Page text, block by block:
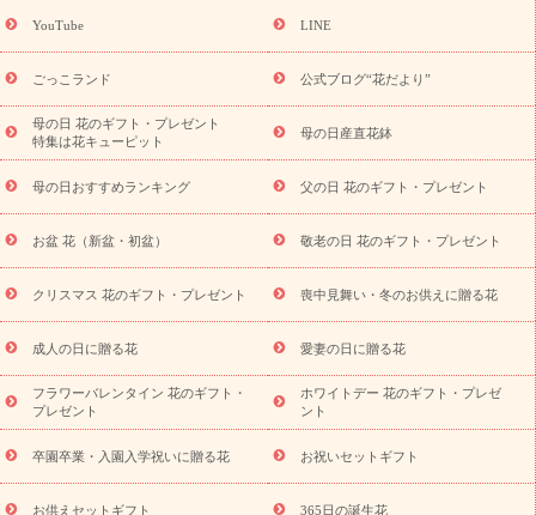
(トルコキキョウ)
9月の誕生花(リンドウ)
ら探す
お祝いの花特集 当日配達特急便 お祝い商品一覧
念日
結婚祝い 出産祝い 退院祝い・快気祝い
寿祝い
プチギフト ペットのお祝いフラワー
供え・お悔やみ商品一覧
お供え・お悔やみの花
四十九日法要以
お供え プリザーブドフラワー
ペットのお供えフラワー
お盆（新
盆・初盆）
その他 お祝い返し お見舞い
お取り寄せギフト
ビジネス用
ご自宅用 観葉植物 ミディ胡蝶蘭
プリザーブ
ドフラワー
スタイルから探す アレンジメント 花束
スタ
ンド花
お祝い お供え・お悔やみ 胡蝶蘭 胡蝶蘭・花鉢
ディ胡蝶蘭・お祝い
ミディ胡蝶蘭・お供え
世界初の青色胡蝶蘭
観葉植物
観葉植物 産直多肉植物
プリザーブドフラワー
お祝い
お供え・お悔やみ 花とセットギフト
セミオーダー
プチギフト（hanamore -ハナモア-）
花とみどりのeギフト
キューピットのeGfit
カラー ピンク イエローオレンジ
レッ
ド
お花の種類 トルコキキョウ
YouTube LINE
ごっこランド 公式ブログ“花だより”
母の日 花のギフト・プレゼント
特集は花キューピット
母の日産直花鉢
母の日おすすめランキング 父の日 花のギフト・プレゼント
お盆 花（新盆・初盆） 敬老の日 花のギフト・プレゼント
クリスマス 花のギフト・プレゼント 喪中見舞い・冬のお供えに贈る花
成人の日に贈る花 愛妻の日に贈る花
フラワーバレンタイン 花のギフト・
プレゼント
ホワイトデー 花のギフト・プレゼ
ント
卒園卒業・入園入学祝いに贈る花 お祝いセットギフト
お供えセットギフト 365日の誕生花